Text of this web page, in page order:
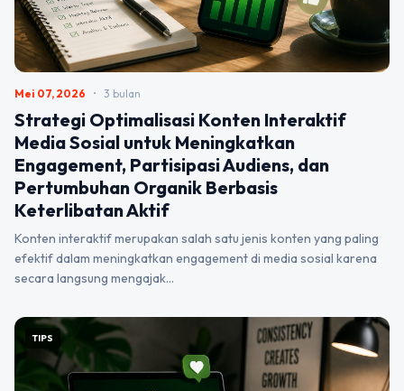
Mei 07, 2026 • 3 bulan
Strategi Optimalisasi Konten Interaktif
Media Sosial untuk Meningkatkan
Engagement, Partisipasi Audiens, dan
Pertumbuhan Organik Berbasis
Keterlibatan Aktif
Konten interaktif merupakan salah satu jenis konten yang paling
efektif dalam meningkatkan engagement di media sosial karena
secara langsung mengajak…
TIPS